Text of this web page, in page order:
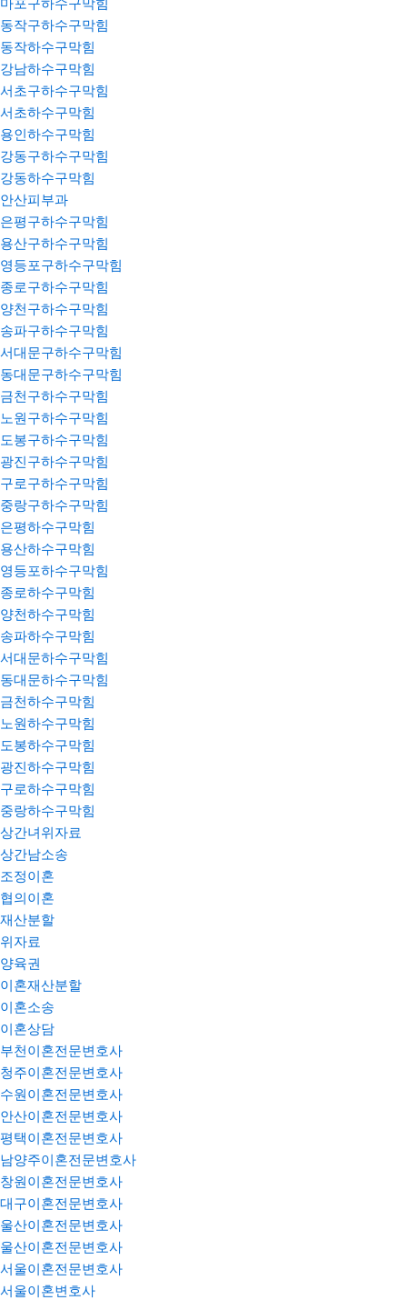
마포구하수구막힘
동작구하수구막힘
동작하수구막힘
강남하수구막힘
서초구하수구막힘
서초하수구막힘
용인하수구막힘
강동구하수구막힘
강동하수구막힘
안산피부과
은평구하수구막힘
용산구하수구막힘
영등포구하수구막힘
종로구하수구막힘
양천구하수구막힘
송파구하수구막힘
서대문구하수구막힘
동대문구하수구막힘
금천구하수구막힘
노원구하수구막힘
도봉구하수구막힘
광진구하수구막힘
구로구하수구막힘
중랑구하수구막힘
은평하수구막힘
용산하수구막힘
영등포하수구막힘
종로하수구막힘
양천하수구막힘
송파하수구막힘
서대문하수구막힘
동대문하수구막힘
금천하수구막힘
노원하수구막힘
도봉하수구막힘
광진하수구막힘
구로하수구막힘
중랑하수구막힘
상간녀위자료
상간남소송
조정이혼
협의이혼
재산분할
위자료
양육권
이혼재산분할
이혼소송
이혼상담
부천이혼전문변호사
청주이혼전문변호사
수원이혼전문변호사
안산이혼전문변호사
평택이혼전문변호사
남양주이혼전문변호사
창원이혼전문변호사
대구이혼전문변호사
울산이혼전문변호사
울산이혼전문변호사
서울이혼전문변호사
서울이혼변호사